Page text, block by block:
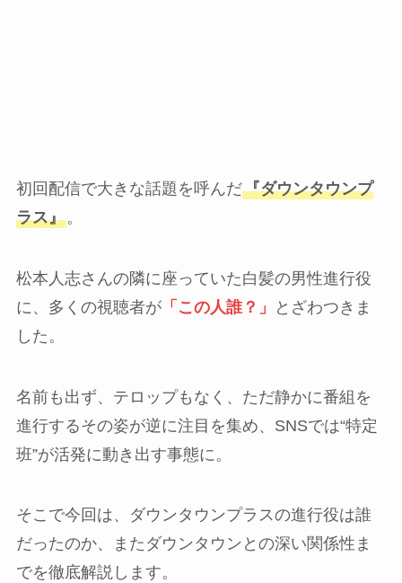
初回配信で大きな話題を呼んだ『ダウンタウンプ
ラス』。
松本人志さんの隣に座っていた白髪の男性進行役
に、多くの視聴者が「この人誰？」
とざわつきま
した。
名前も出ず、テロップもなく、ただ静かに番組を
進行するその姿が逆に注目を集め、SNSでは“特定
班”が活発に動き出す事態に。
そこで今回は、ダウンタウンプラスの進行役は誰
だったのか、またダウンタウンとの深い関係性ま
でを徹底解説します。